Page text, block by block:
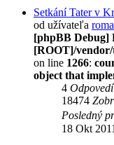
Setkání Tater v
od užívateľa
[phpBB Debug]
[ROOT]/
on line 1266:
object that
4 Odpovedí
18474
Posledný
18 Okt